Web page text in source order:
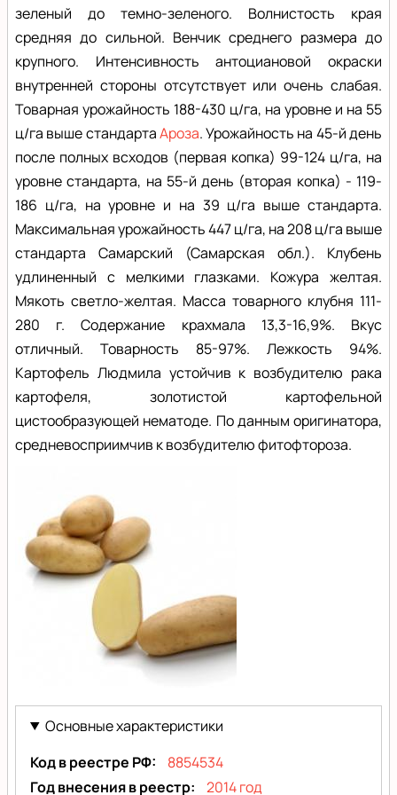
зеленый до темно-зеленого. Волнистость края
средняя до сильной. Венчик среднего размера до
крупного. Интенсивность антоциановой окраски
внутренней стороны отсутствует или очень слабая.
Товарная урожайность 188-430 ц/га, на уровне и на 55
ц/га выше стандартаАроза. Урожайность на 45-й день
после полных всходов (первая копка) 99-124 ц/га, на
уровне стандарта, на 55-й день (вторая копка) - 119-
186 ц/га, на уровне и на 39 ц/га выше стандарта.
Максимальная урожайность 447 ц/га, на 208 ц/га выше
стандарта Самарский (Самарская обл.). Клубень
удлиненный с мелкими глазками. Кожура желтая.
Мякоть светло-желтая. Масса товарного клубня 111-
280 г. Содержание крахмала 13,3-16,9%. Вкус
отличный. Товарность 85-97%. Лежкость 94%.
Картофель Людмила устойчив к возбудителю рака
картофеля, золотистой картофельной
цистообразующей нематоде. По данным оригинатора,
средневосприимчив к возбудителю фитофтороза.
(Ludmilla)
Основные характеристики
Код в реестре РФ
8854534
Год внесения в реестр
2014 год